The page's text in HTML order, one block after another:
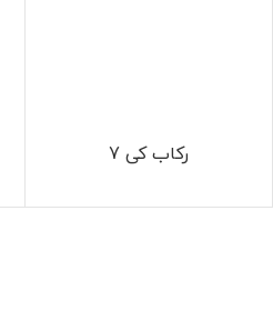
رکاب کی 7